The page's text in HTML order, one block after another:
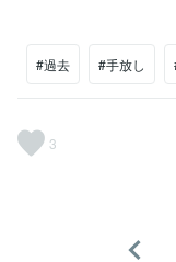
#過去 #手放し
3